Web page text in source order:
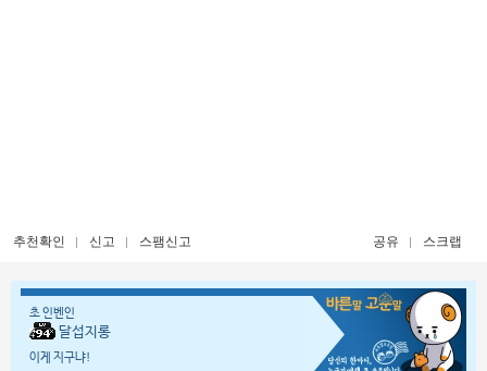
추천확인 신고 스팸신고 공유 스크랩
초 인벤인
달섭지롱
이게 지구냐!